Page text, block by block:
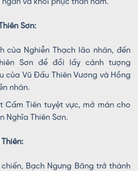
ngân và khôi phục thân nam.
Sơn:
của Nghiễn Thạch lão nhân, đến
Sơn để đổi lấy cảnh tượng
của Vũ Đấu Thiên Vương và Hồng
nhân.
Cấm Tiên tuyệt vực, mở màn cho
Nghĩa Thiên Sơn.
Bạch Ngưng Băng trở thành